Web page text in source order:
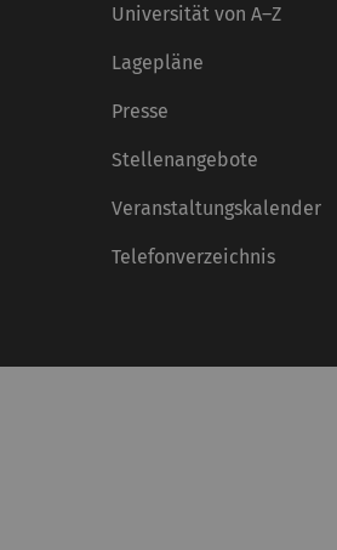
Universität von A–Z
Lagepläne
Presse
Stellenangebote
Veranstaltungskalender
Telefonverzeichnis